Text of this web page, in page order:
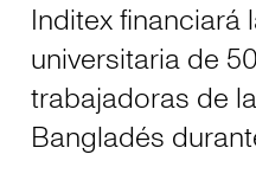
Inditex financiará
universitaria de
trabajadoras de
Bangladés